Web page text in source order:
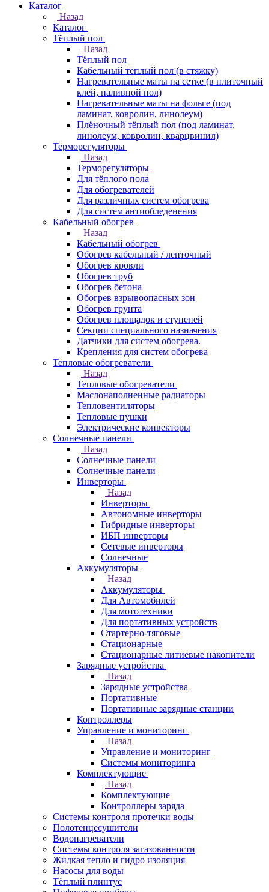
Каталог
Назад
Каталог
Тёплый пол
Назад
Тёплый пол
Кабельный тёплый пол (в стяжку)
Нагревательные маты на сетке (в плиточный
клей, наливной пол)
Нагревательные маты на фольге (под
ламинат, ковролин, линолеум)
Плёночный тёплый пол (под ламинат,
линолеум, ковролин, кварцвинил)
Терморегуляторы
Назад
Терморегуляторы
Для тёплого пола
Для обогревателей
Для различных систем обогрева
Для систем антиобледенения
Кабельный обогрев
Назад
Кабельный обогрев
Обогрев кабельный / ленточный
Обогрев кровли
Обогрев труб
Обогрев бетона
Обогрев взрывоопасных зон
Обогрев грунта
Обогрев площадок и ступеней
Секции специального назначения
Датчики для систем обогрева.
Крепления для систем обогрева
Тепловые обогреватели
Назад
Тепловые обогреватели
Маслонаполненные радиаторы
Тепловентиляторы
Тепловые пушки
Электрические конвекторы
Солнечные панели
Назад
Солнечные панели
Солнечные панели
Инверторы
Назад
Инверторы
Автономные инверторы
Гибридные инверторы
ИБП инверторы
Сетевые инверторы
Солнечные
Аккумуляторы
Назад
Аккумуляторы
Для Автомобилей
Для мототехники
Для портативных устройств
Стартерно-тяговые
Стационарные
Стационарные литиевые накопители
Зарядные устройства
Назад
Зарядные устройства
Портативные
Портативные зарядные станции
Контроллеры
Управление и мониторинг
Назад
Управление и мониторинг
Системы мониторинга
Комплектующие
Назад
Комплектующие
Контроллеры заряда
Системы контроля протечки воды
Полотенцесушители
Водонагреватели
Системы контроля загазованности
Жидкая тепло и гидро изоляция
Насосы для воды
Тёплый плинтус